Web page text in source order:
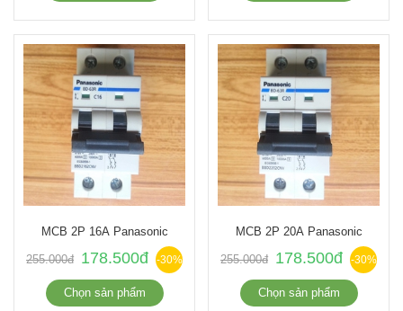
MCB 2P 16A Panasonic
255.000đ 178.500đ -30%
Chọn sản phẩm
MCB 2P 20A Panasonic
255.000đ 178.500đ -30%
Chọn sản phẩm